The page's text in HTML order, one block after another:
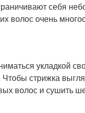
себя
волос очень
укладкой
Чтобы стрижка
волос и